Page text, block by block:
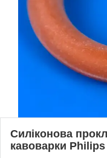
Силіконова
кавоварки Philips